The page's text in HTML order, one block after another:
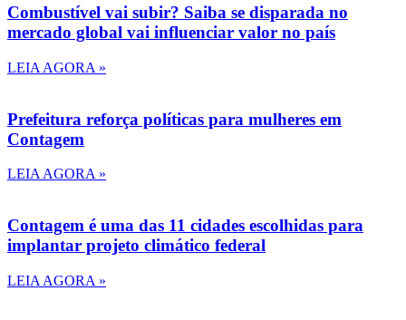
Combustível vai subir? Saiba se disparada no
mercado global vai influenciar valor no país
LEIA AGORA »
Prefeitura reforça políticas para mulheres em
Contagem
LEIA AGORA »
Contagem é uma das 11 cidades escolhidas para
implantar projeto climático federal
LEIA AGORA »